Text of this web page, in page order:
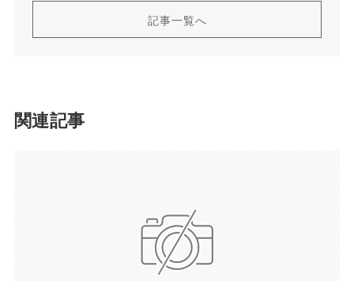
記事一覧へ
関連記事